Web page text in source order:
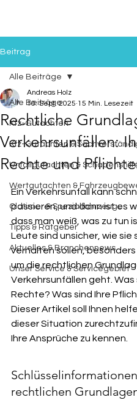
Beitrag
Alle Beiträge
Kfz-Gutachten
Kfz-Gutachten &
Unfallgutachten &
Wertgutachten &
Oldtimer & Spezialfahrzeuge
Tipps & Ratgeber
Aktuelles & Branchennews
Unser Service & Servicegebiet
Alle Beiträge
Rechtliche
Verkehrsunfällen:
Rechte und
Andreas Holz
10. Sept. 2025 15 Min. Lesezeit
Ein Verkehrsunfall kann
passieren, und dann ist es
dass man weiß, was zu tun
Leute sind unsicher, wie sie
verhalten sollen, besonders
um die rechtlichen
Verkehrsunfällen geht. Was
Rechte? Was sind Ihre
Dieser Artikel soll Ihnen
dieser Situation
Ihre Ansprüche zu kennen.
rechtlichen